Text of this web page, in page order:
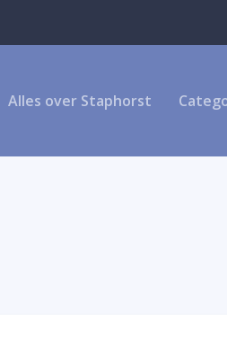
Alles over Staphorst